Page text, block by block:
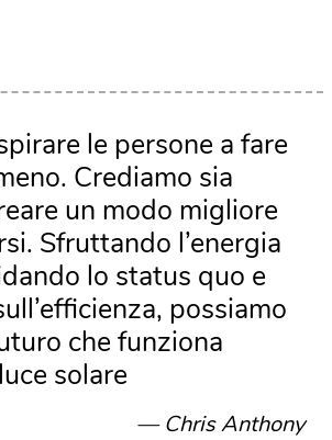
le persone a fare
Crediamo sia
un modo migliore
Sfruttando l’energia
lo status quo e
possiamo
che funziona
solare
Chris Anthony